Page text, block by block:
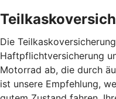
Die
Haftpflichtversicherung
Motorrad ab, die durch
ist unsere Empfehlung,